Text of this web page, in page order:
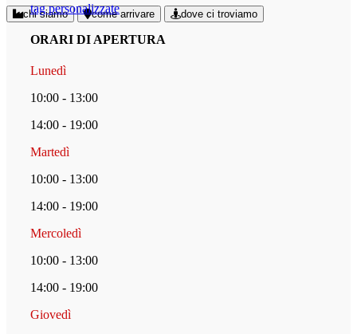
chi siamo come arrivare dove ci troviamo
tag personalizzate
ORARI DI APERTURA
Lunedì
10:00 - 13:00
14:00 - 19:00
Martedì
10:00 - 13:00
14:00 - 19:00
Mercoledì
10:00 - 13:00
14:00 - 19:00
Giovedì